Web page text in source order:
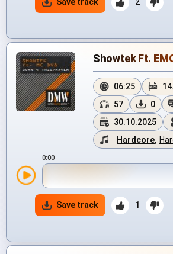
Save track 2
Showtek Ft.
06:25
57 0
30.10.2025
Hardcore,
0:00
Save track 1